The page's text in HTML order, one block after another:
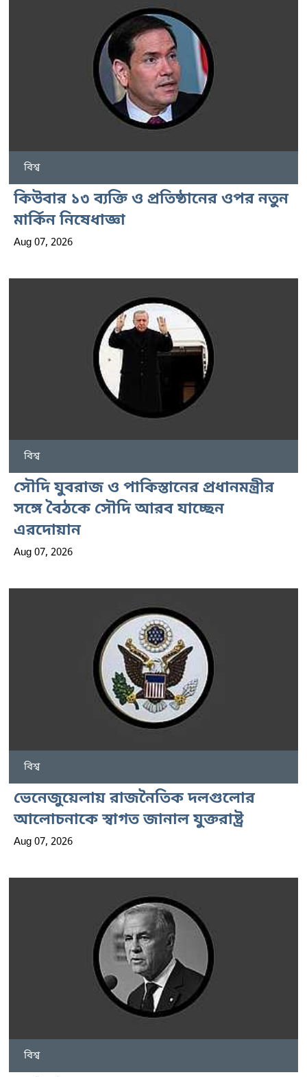
বিশ্ব
কিউবার ১৩ ব্যক্তি ও প্রতিষ্ঠানের ওপর নতুন
মার্কিন নিষেধাজ্ঞা
Aug 07, 2026
বিশ্ব
সৌদি যুবরাজ ও পাকিস্তানের প্রধানমন্ত্রীর
সঙ্গে বৈঠকে সৌদি আরব যাচ্ছেন
এরদোয়ান
Aug 07, 2026
বিশ্ব
ভেনেজুয়েলায় রাজনৈতিক দলগুলোর
আলোচনাকে স্বাগত জানাল যুক্তরাষ্ট্র
Aug 07, 2026
বিশ্ব